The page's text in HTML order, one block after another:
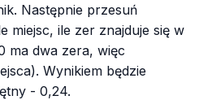
Następnie przesuń
miejsc, ile zer znajduje się w
ma dwa zera, więc
Wynikiem będzie
- 0,24.